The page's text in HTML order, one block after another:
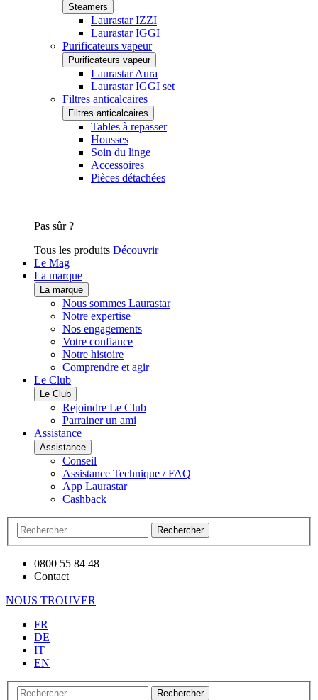
Steamers
Laurastar IZZI
Laurastar IGGI
Purificateurs vapeur
Purificateurs vapeur
Laurastar Aura
Laurastar IGGI set
Filtres anticalcaires
Filtres anticalcaires
Tables à repasser
Housses
Soin du linge
Accessoires
Pièces détachées
Pas sûr ?
Tous les produits Découvrir
Le Mag
La marque
La marque
Nous sommes Laurastar
Notre expertise
Nos engagements
Votre confiance
Notre histoire
Comprendre et agir
Le Club
Le Club
Rejoindre Le Club
Parrainer un ami
Assistance
Assistance
Conseil
Assistance Technique / FAQ
App Laurastar
Cashback
Rechercher
0800 55 84 48
Contact
NOUS TROUVER
FR
DE
IT
EN
Rechercher